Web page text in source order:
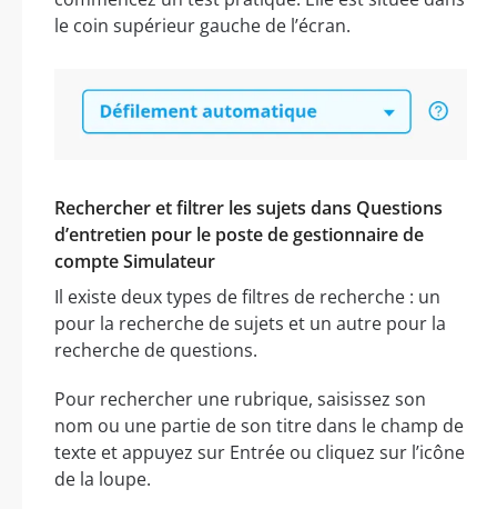
le coin supérieur gauche de l’écran.
Rechercher et filtrer les sujets dans Questions
d’entretien pour le poste de gestionnaire de
compte Simulateur
Il existe deux types de filtres de recherche : un
pour la recherche de sujets et un autre pour la
recherche de questions.
Pour rechercher une rubrique, saisissez son
nom ou une partie de son titre dans le champ de
texte et appuyez sur Entrée ou cliquez sur l’icône
de la loupe.